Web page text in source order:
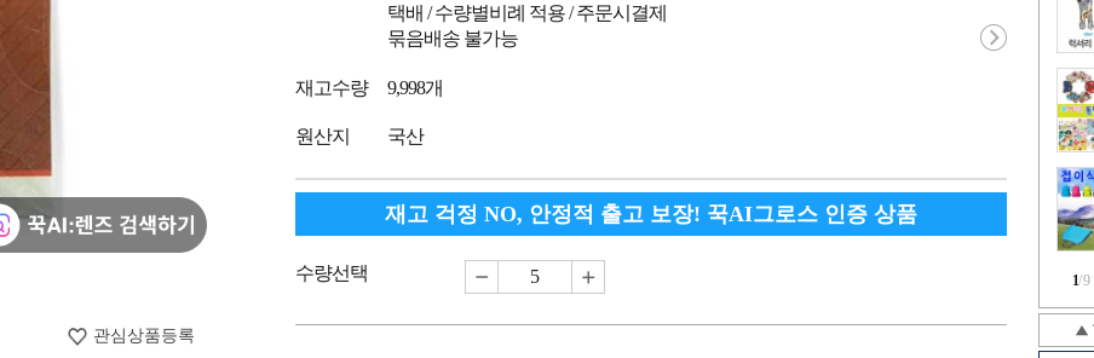
1/9
관심상품등록
택배 / 수량별비례 적용 / 주문시결제
묶음배송 불가능
재고수량 9,998개
원산지 국산
재고 걱정 NO, 안정적 출고 보장! 꾹AI그로스 인증 상품
수량선택